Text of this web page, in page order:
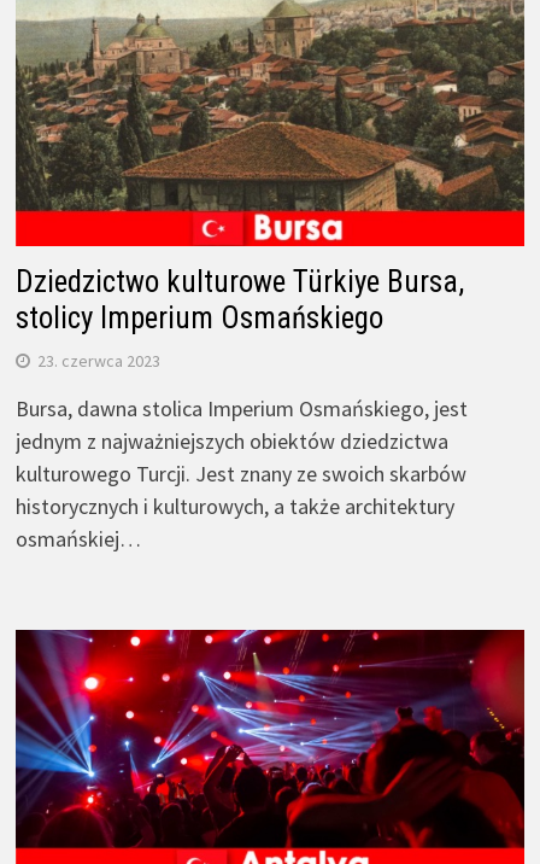
Dziedzictwo kulturowe Türkiye Bursa,
stolicy Imperium Osmańskiego
23. czerwca 2023
Bursa, dawna stolica Imperium Osmańskiego, jest
jednym z najważniejszych obiektów dziedzictwa
kulturowego Turcji. Jest znany ze swoich skarbów
historycznych i kulturowych, a także architektury
osmańskiej…